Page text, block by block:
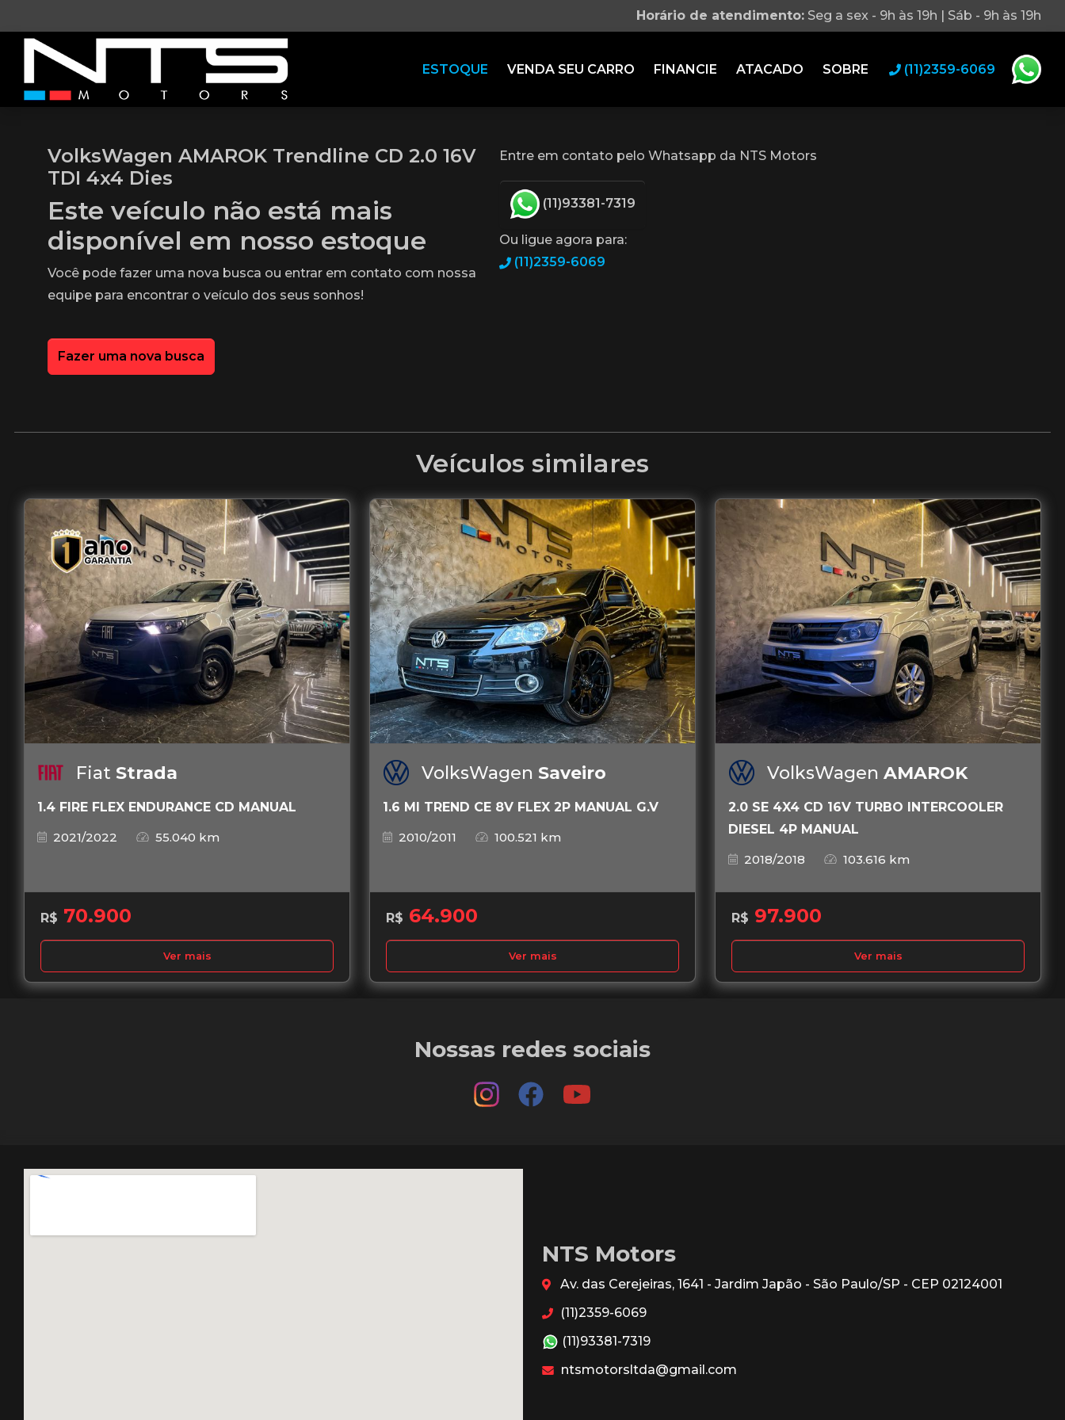
Horário de atendimento: Seg a sex - 9h às 19h | Sáb - 9h às 19h
ESTOQUE VENDA SEU CARRO FINANCIE ATACADO SOBRE (11)2359-6069
VolksWagen AMAROK Trendline CD 2.0 16V
TDI 4x4 Dies
Este veículo não está mais
disponível em nosso estoque
Você pode fazer uma nova busca ou entrar em contato com nossa
equipe para encontrar o veículo dos seus sonhos!
Fazer uma nova busca
Entre em contato pelo Whatsapp da NTS Motors
(11)93381-7319
Ou ligue agora para:
(11)2359-6069
Veículos similares
Fiat Strada
1.4 FIRE FLEX ENDURANCE CD MANUAL
2021/2022
55.040 km
R$ 70.900
Ver mais
VolksWagen Saveiro
1.6 MI TREND CE 8V FLEX 2P MANUAL G.V
2010/2011
100.521 km
R$ 64.900
Ver mais
VolksWagen AMAROK
2.0 SE 4X4 CD 16V TURBO INTERCOOLER
DIESEL 4P MANUAL
2018/2018
103.616 km
R$ 97.900
Ver mais
Nossas redes sociais
NTS Motors
Av. das Cerejeiras, 1641 - Jardim Japão - São Paulo/SP - CEP 02124001
(11)2359-6069
(11)93381-7319
ntsmotorsltda@gmail.com